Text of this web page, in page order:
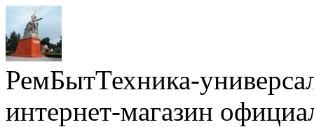
РемБытТехника-
интернет-магазин